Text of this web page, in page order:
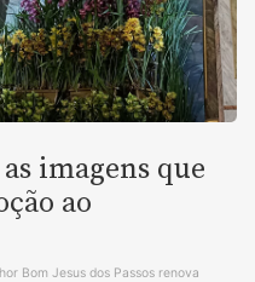
imagens que
ao
Bom Jesus dos Passos renova